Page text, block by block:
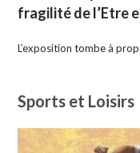
fragilité de l’Etre
L’exposition tombe à
Sports et Loisirs